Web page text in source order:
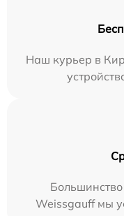
Наш курьер в
Weissgauff мы